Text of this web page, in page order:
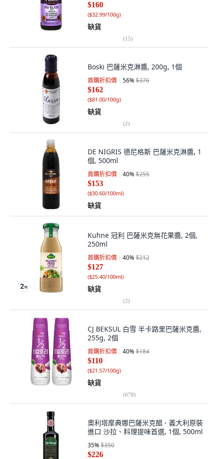
$160
($32.99/100g)
缺貨
(15)
Boski 巴薩米克淋醬, 200g, 1個
首購折扣價 56%$376
$162
($81.00/100g)
缺貨
(2)
DE NIGRIS 德尼格斯 巴薩米克淋醬, 1
個, 500ml
首購折扣價 40%$255
$153
($30.60/100ml)
缺貨
Kuhne 冠利 巴薩米克無花果醬, 2個,
250ml
首購折扣價 40%$212
$127
($25.40/100ml)
缺貨
(2)
CJ BEKSUL 白雪 半卡路里巴薩米克醬,
255g, 2個
首購折扣價 40%$184
$110
($21.57/100g)
缺貨
(678)
奧利塔摩典娜巴薩米克醋 - 義大利原裝
進口 沙拉、料理提味首選, 1個, 500ml
35%$350
$226